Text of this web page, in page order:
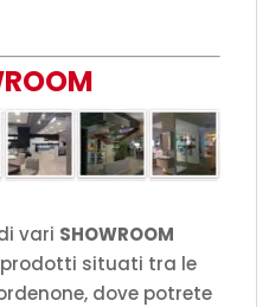
vari SHOWROOM
situati tra le
dove potrete